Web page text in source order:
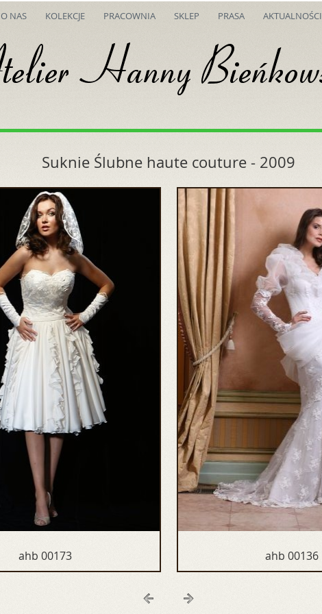
O NAS KOLEKCJE PRACOWNIA SKLEP PRASA AKTUALNOŚCI
Suknie Ślubne haute couture - 2009
ahb 00173 ahb 00136